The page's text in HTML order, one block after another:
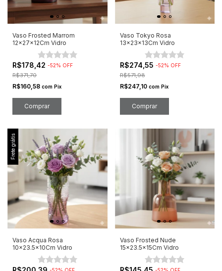
Vaso Frosted Marrom
12x27x12Cm Vidro
R$178,42 -52% OFF
R$371,70
R$160,58 com Pix
Vaso Tokyo Rosa
13x23x13Cm Vidro
R$274,55 -52% OFF
R$571,98
R$247,10 com Pix
Frete grátis
Vaso Acqua Rosa
10x23.5x10Cm Vidro
Vaso Frosted Nude
15x23.5x15Cm Vidro